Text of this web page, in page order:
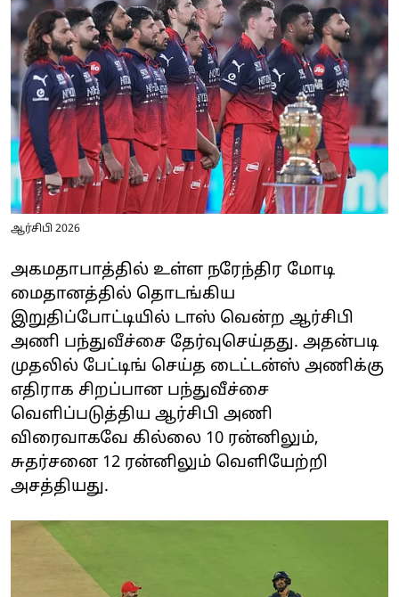
ஆர்சிபி 2026
அகமதாபாத்தில் உள்ள நரேந்திர மோடி
மைதானத்தில் தொடங்கிய
இறுதிப்போட்டியில் டாஸ் வென்ற ஆர்சிபி
அணி பந்துவீச்சை தேர்வுசெய்தது. அதன்படி
முதலில் பேட்டிங் செய்த டைட்டன்ஸ் அணிக்கு
எதிராக சிறப்பான பந்துவீச்சை
வெளிப்படுத்திய ஆர்சிபி அணி
விரைவாகவே கில்லை 10 ரன்னிலும்,
சுதர்சனை 12 ரன்னிலும் வெளியேற்றி
அசத்தியது.